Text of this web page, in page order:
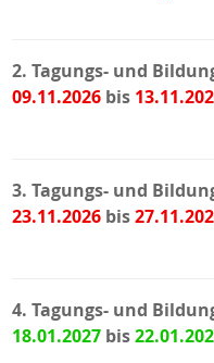
2. Tagungs- und
09.11.2026 bis
3. Tagungs- und
23.11.2026 bis
4. Tagungs- und
18.01.2027 bis